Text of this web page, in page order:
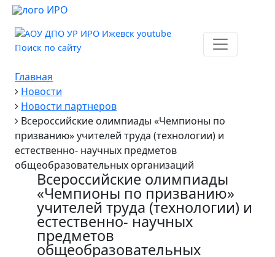
Поиск по сайту
Главная
Новости
Новости партнеров
Всероссийские олимпиады «Чемпионы по
призванию» учителей труда (технологии) и
естественно- научных предметов
общеобразовательных организаций
Всероссийские олимпиады
«Чемпионы по призванию»
учителей труда (технологии) и
естественно- научных
предметов
общеобразовательных